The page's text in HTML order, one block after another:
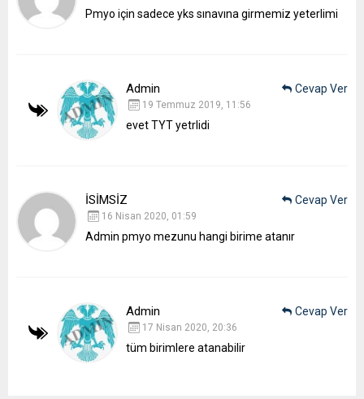
Pmyo için sadece yks sınavına girmemiz yeterlimi
Admin
19 Temmuz 2019, 11:56
evet TYT yetrlidi
Cevap Ver
İSİMSİZ
16 Nisan 2020, 01:59
Admin pmyo mezunu hangi birime atanır
Cevap Ver
Admin
17 Nisan 2020, 20:36
tüm birimlere atanabilir
Cevap Ver